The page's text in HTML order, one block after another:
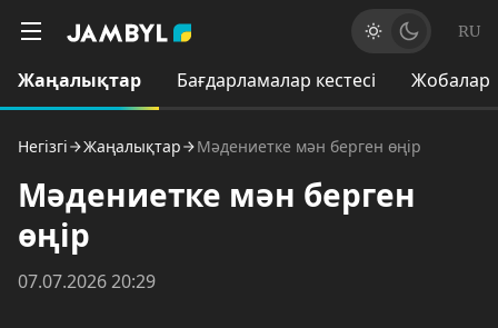
RU
Жаңалықтар Бағдарламалар кестесі Жобалар
Негізгі Жаңалықтар Мәдениетке мән берген өңір
Мәдениетке мән берген
өңір
07.07.2026 20:29